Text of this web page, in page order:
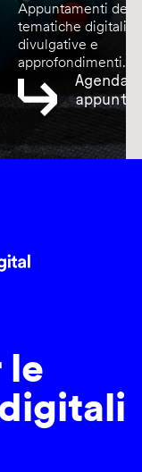
Appuntamenti
tematiche digitali,
divulgative e
approfondimenti.
Agenda
le